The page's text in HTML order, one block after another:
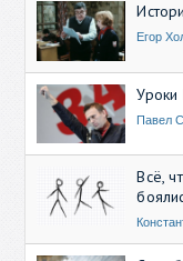
Егор
Уроки
Павел
Всё,